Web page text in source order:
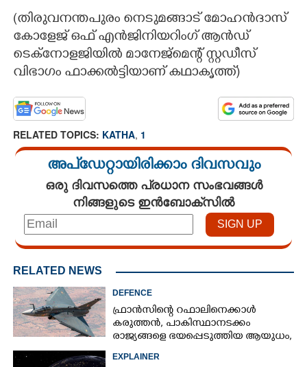
(തിരുവനന്തപുരം നെടുമങ്ങാട് മോഹൻദാസ്
കോളേജ് ഒഫ് എൻജിനിയറിംഗ് ആൻഡ്
ടെക്നോളജിയിൽ മാനേജ്മെന്റ് സ്റ്റഡീസ്
വിഭാഗം ഫാക്കൽട്ടിയാണ് കഥാകൃത്ത്)​
RELATED TOPICS: KATHA, 1
അപ്ഡേറ്റായിരിക്കാം ദിവസവും
ഒരു ദിവസത്തെ പ്രധാന സംഭവങ്ങൾ
നിങ്ങളുടെ ഇൻബോക്സിൽ
RELATED NEWS
DEFENCE
ഫ്രാൻസിന്റെ റഫാലിനെക്കാൾ
കരുത്തൻ,​ പാകിസ്ഥാനടക്കം
രാജ്യങ്ങളെ ഭയപ്പെടുത്തിയ ആയുധം,​
EXPLAINER